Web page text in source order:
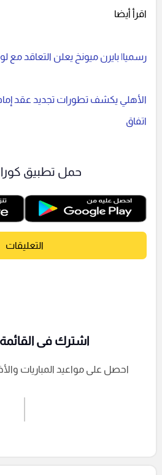
اقرأ أيضا
رسميا| بايرن ميونخ يعلن التعاقد مع
الأهلي يكشف تطورات تجديد عقد
اتفاق
حمل تطبيق
التعليقات
إرسال تعليق
اشترك فى القائمة
احصل على مواعيد المباريات